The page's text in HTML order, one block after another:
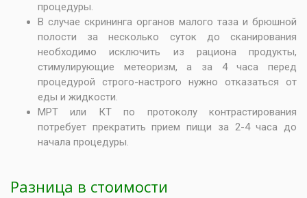
процедуры.
В случае скрининга органов малого таза и брюшной
полости за несколько суток до сканирования
необходимо исключить из рациона продукты,
стимулирующие метеоризм, а за 4 часа перед
процедурой строго-настрого нужно отказаться от
еды и жидкости.
МРТ или КТ по протоколу контрастирования
потребует прекратить прием пищи за 2-4 часа до
начала процедуры.
Разница в стоимости